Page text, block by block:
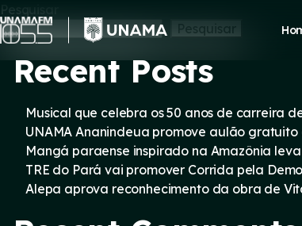
Skip
to
content
Pesquisar
Pesquisar
Recent Posts
Musical que celebra os 50 anos de carreira
UNAMA Ananindeua promove aulão
Mangá paraense inspirado na Amazônia
TRE do Pará vai promover Corrida pela
Alepa aprova reconhecimento da obra de